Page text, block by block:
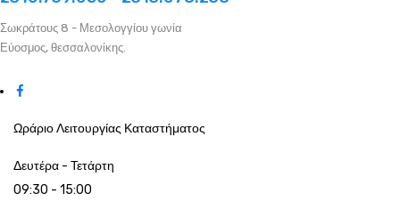
Σωκράτους 8 - Μεσολογγίου γωνία
Εύοσμος, θεσσαλονίκης.
Ωράριο Λειτουργίας Καταστήματος
Δευτέρα - Τετάρτη
09:30 - 15:00